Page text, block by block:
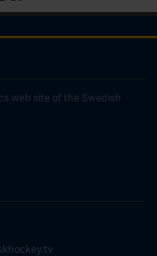
web site of the Swedish